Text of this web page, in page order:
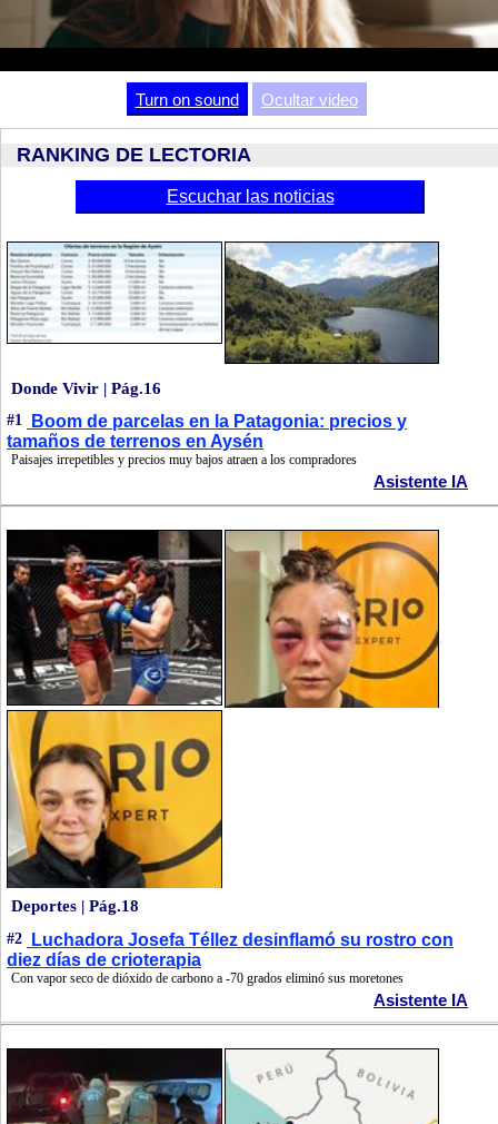
Turn on sound Ocultar video
RANKING DE LECTORIA
Escuchar las noticias
Donde Vivir | Pág.16
#1
Boom de parcelas en la Patagonia: precios y
tamaños de terrenos en Aysén
Paisajes irrepetibles y precios muy bajos atraen a los compradores
Asistente IA
Deportes | Pág.18
#2
Luchadora Josefa Téllez desinflamó su rostro con
diez días de crioterapia
Con vapor seco de dióxido de carbono a -70 grados eliminó sus moretones
Asistente IA